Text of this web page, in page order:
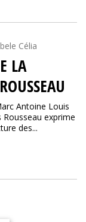
Célia
LA
Antoine Louis
Rousseau exprime
des...